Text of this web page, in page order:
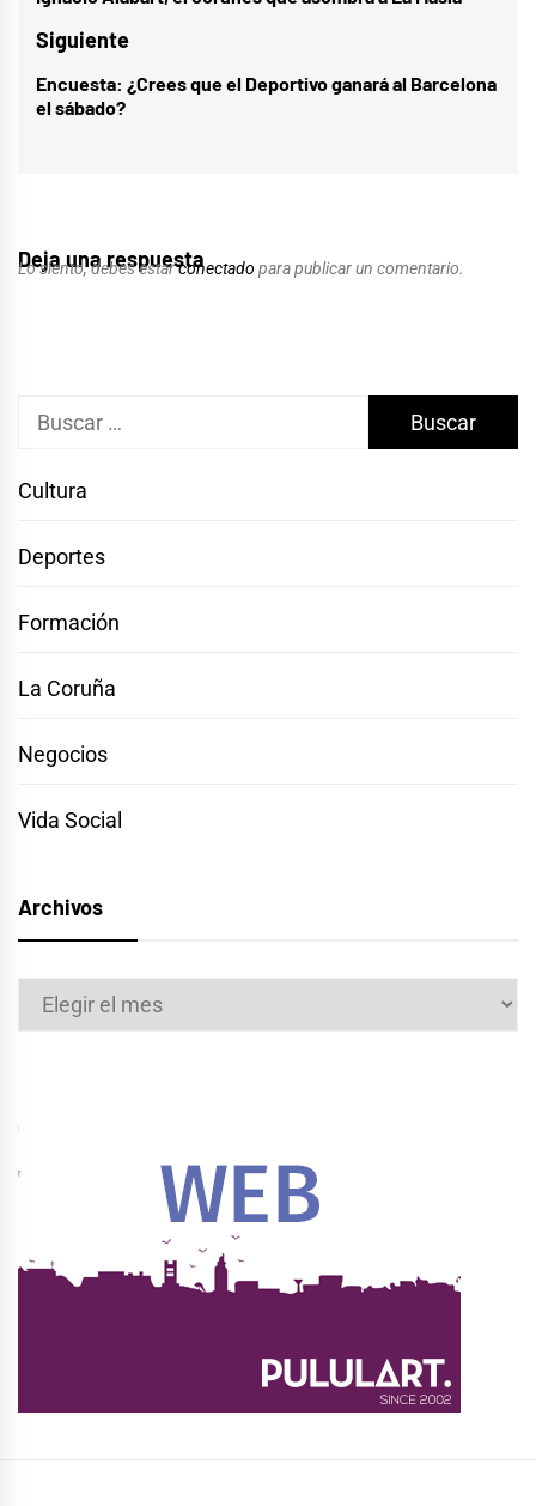
entradas
anterior:
Siguiente
Entrada
siguiente:
Encuesta: ¿Crees que el Deportivo ganará al Barcelona
el sábado?
Deja una respuesta
Lo siento, debes estarconectado para publicar un comentario.
Buscar:
Cultura
Deportes
Formación
La Coruña
Negocios
Vida Social
Archivos
Archivos